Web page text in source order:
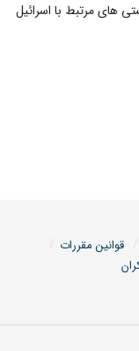
های مرتبط با اسرائیل
قوانین مقررات